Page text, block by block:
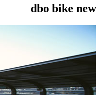
dbo bike new